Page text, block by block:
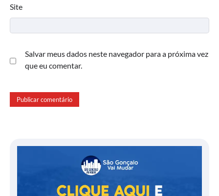
Site
Salvar meus dados neste navegador para a próxima vez
que eu comentar.